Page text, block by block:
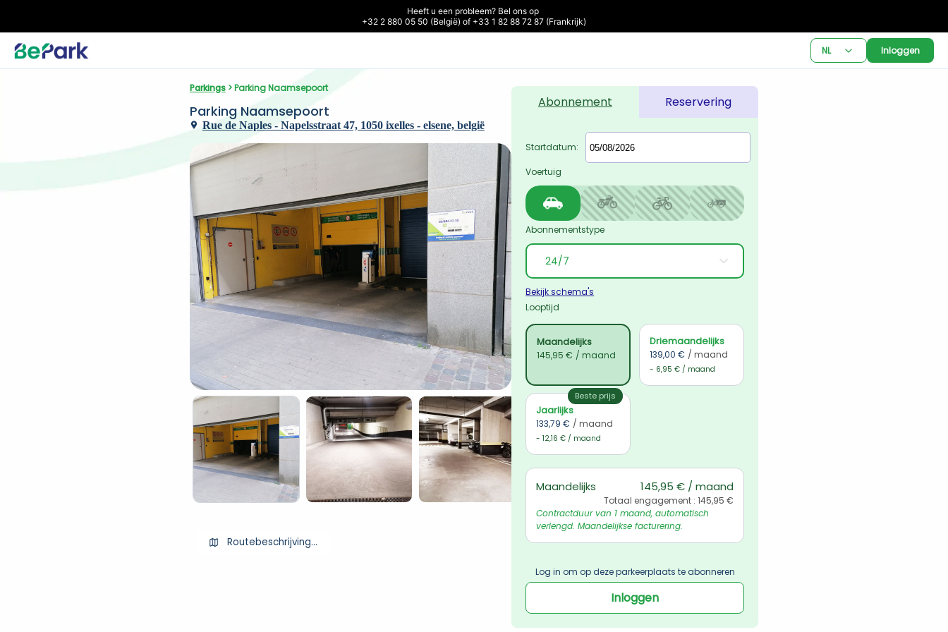
Heeft u een probleem? Bel ons op
+32 2 880 05 50 (België) of +33 1 82 88 72 87 (Frankrijk)
NL Inloggen
Parkings > Parking Naamsepoort
Parking Naamsepoort
Rue de Naples - Napelsstraat 47, 1050 ixelles - elsene, belgië
Routebeschrijving ophalen
Abonnement Reservering
Startdatum:
Voertuig
Abonnementstype
Bekijk schema's
Looptijd
Maandelijks
145,95 € / maand
Driemaandelijks
139,00 € / maand
- 6,95 € / maand
Beste prijs
Jaarlijks
133,79 € / maand
- 12,16 € / maand
Maandelijks 145,95 € / maand
Totaal engagement : 145,95 €
Contractduur van 1 maand, automatisch
verlengd. Maandelijkse facturering.
Log in om op deze parkeerplaats te abonneren
Inloggen